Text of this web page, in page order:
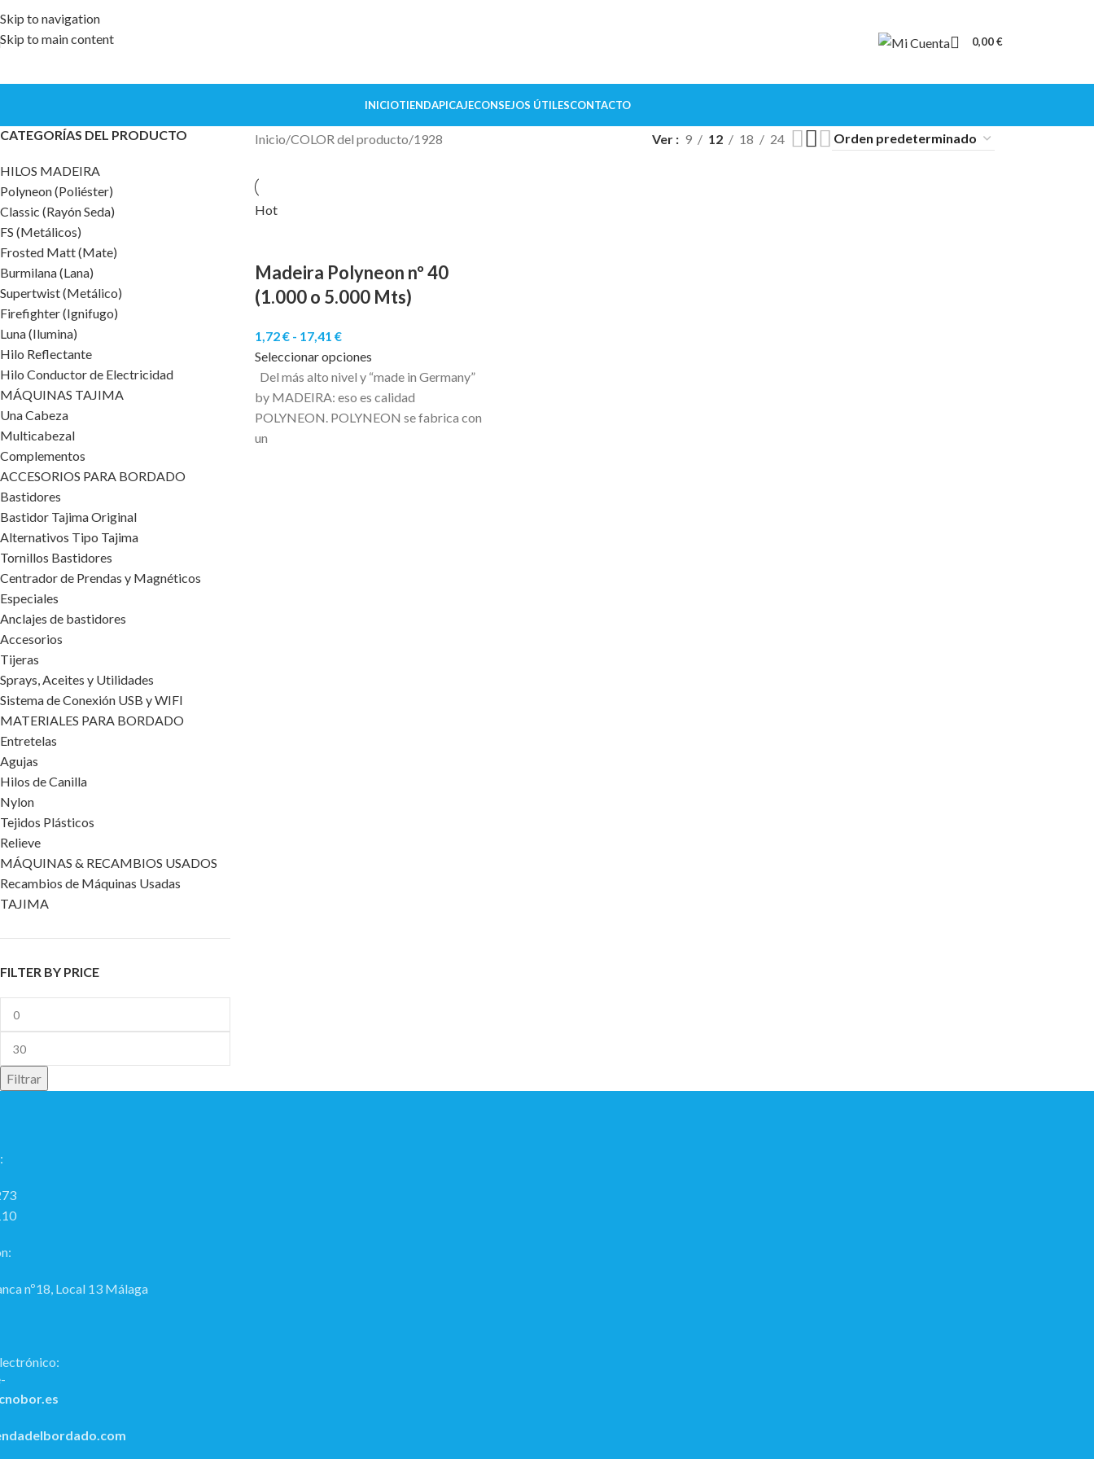
Skip to navigation
Skip to main content
0,00€
INICIOTIENDAPICAJECONSEJOS ÚTILESCONTACTO
CATEGORÍAS DEL PRODUCTO
HILOS MADEIRA
Polyneon (Poliéster)
Classic (Rayón Seda)
FS (Metálicos)
Frosted Matt (Mate)
Burmilana (Lana)
Supertwist (Metálico)
Firefighter (Ignifugo)
Luna (Ilumina)
Hilo Reflectante
Hilo Conductor de Electricidad
MÁQUINAS TAJIMA
Una Cabeza
Multicabezal
Complementos
ACCESORIOS PARA BORDADO
Bastidores
Bastidor Tajima Original
Alternativos Tipo Tajima
Tornillos Bastidores
Centrador de Prendas y Magnéticos
Especiales
Anclajes de bastidores
Accesorios
Tijeras
Sprays, Aceites y Utilidades
Sistema de Conexión USB y WIFI
MATERIALES PARA BORDADO
Entretelas
Agujas
Hilos de Canilla
Nylon
Tejidos Plásticos
Relieve
MÁQUINAS & RECAMBIOS USADOS
Recambios de Máquinas Usadas
TAJIMA
FILTER BY PRICE
Filtrar
Inicio COLOR del producto 1928 Ver 9 12 18 24
Hot
Madeira Polyneon nº 40
(1.000 o 5.000 Mts)
1,72€ - 17,41 €
Seleccionar opciones
Del más alto nivel y “made in Germany”
by MADEIRA: eso es calidad
POLYNEON. POLYNEON se fabrica con
un
nº18, Local 13 Málaga